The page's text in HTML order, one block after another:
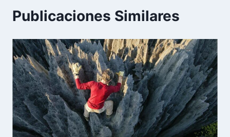
Publicaciones Similares